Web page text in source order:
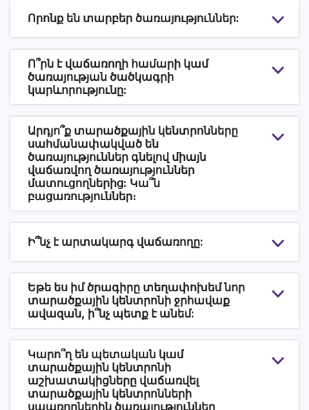
Որոնք են տարբեր ծառայություններ:
Ո՞րն է վաճառողի համարի կամ
ծառայության ծածկագրի
կարևորությունը:
Արդյո՞ք տարածքային կենտրոնները
սահմանափակված են
ծառայություններ գնելով միայն
վաճառվող ծառայություններ
մատուցողներից: Կա՞ն
բացառություններ։
Ի՞նչ է արտակարգ վաճառողը:
Եթե ես իմ ծրագիրը տեղափոխեմ նոր
տարածքային կենտրոնի ջրհավաք
ավազան, ի՞նչ պետք է անեմ:
Կարո՞ղ են պետական կամ
տարածքային կենտրոնի
աշխատակիցները վաճառվել
տարածքային կենտրոնների
սպառողներին ծառայություններ